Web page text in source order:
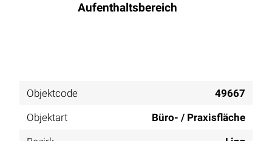
Aufenthaltsbereich
Objektcode
49667
Objektart
Büro- / Praxisfläche